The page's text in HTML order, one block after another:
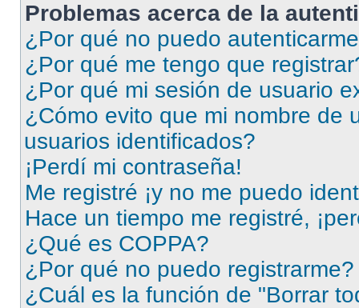
Problemas acerca de la
¿Por qué no puedo
¿Por qué me tengo que
¿Por qué mi sesión de usuario
¿Cómo evito que mi nombre de
usuarios identificados?
¡Perdí mi contraseña!
Me registré ¡y no me puedo
Hace un tiempo me registré,
¿Qué es COPPA?
¿Por qué no puedo registrarme?
¿Cuál es la función de "Borrar